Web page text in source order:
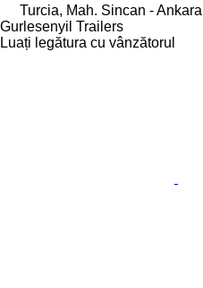
Turcia, Mah. Sincan - Ankara
Gurlesenyil Trailers
Luați legătura cu vânzătorul